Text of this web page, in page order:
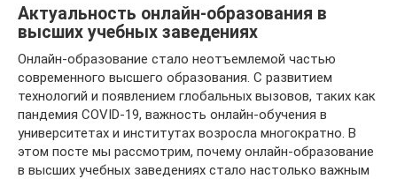
Актуальность онлайн-образования в
высших учебных заведениях
Онлайн-образование стало неотъемлемой частью
современного высшего образования. С развитием
технологий и появлением глобальных вызовов, таких как
пандемия COVID-19, важность онлайн-обучения в
университетах и институтах возросла многократно. В
этом посте мы рассмотрим, почему онлайн-образование
в высших учебных заведениях стало настолько важным